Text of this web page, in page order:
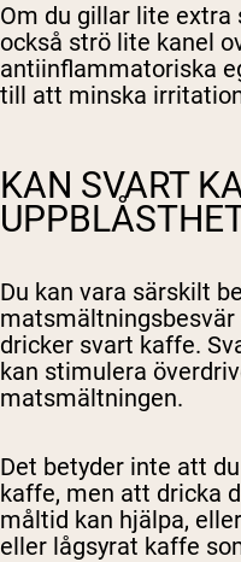
Om du gillar lite
också strö lite kanel
antiinflammatoriska
till att minska
KAN SVART
Du kan vara särskilt
dricker svart kaffe.
kan stimulera
matsmältningen.
Det betyder inte att
kaffe, men att dricka
måltid kan hjälpa,
eller lågsyrat kaffe